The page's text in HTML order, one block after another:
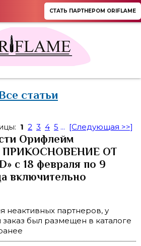
СТАТЬ ПАРТНЕРОМ ORIFLAME
статьи
1 2 3 4 5 ... [Следующая >>]
Орифлейм
ОТ
с 18 февраля по 9
включительно
неактивных партнеров, у
был размещен в каталоге